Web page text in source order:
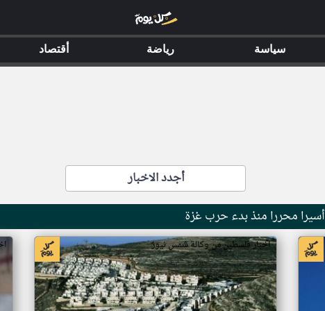
أجدد الاخبار
اخبار فلسطين من وكالة شمس نيوز
سياسة رياضة أقتصاد